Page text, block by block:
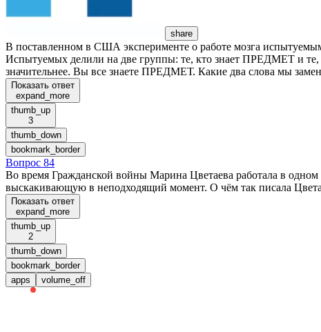
share
В поставленном в США эксперименте о работе мозга
Испытуемых делили на две группы: те, кто знает ПРЕДМЕТ и
значительнее. Вы все знаете ПРЕДМЕТ. Какие два слова мы
Показать ответ
expand_more
thumb_up
3
thumb_down
bookmark_border
Вопрос 84
Во время Гражданской войны Марина Цветаева работала в
выскакивающую в неподходящий момент. О чём так писала
Показать ответ
expand_more
thumb_up
2
thumb_down
bookmark_border
apps
volume_off